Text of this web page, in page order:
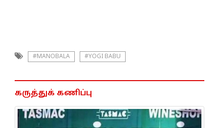
#MANOBALA #YOGI BABU
கருத்துக் கணிப்பு